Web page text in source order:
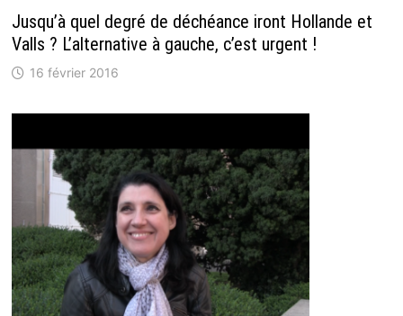
Jusqu’à quel degré de déchéance iront Hollande et
Valls ? L’alternative à gauche, c’est urgent !
16 février 2016